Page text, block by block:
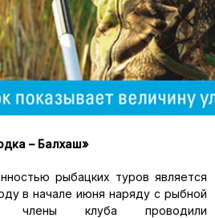
– Балхаш»
рыбацких туров является
в начале июня наряду с рыбной
члены клуба проводили